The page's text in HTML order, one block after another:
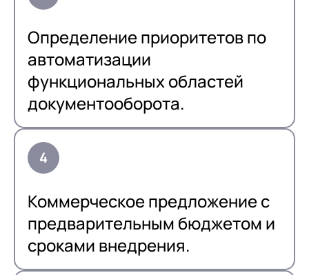
Определение приоритетов по
автоматизации
функциональных областей
документооборота.
Коммерческое предложение с
предварительным бюджетом и
сроками внедрения.